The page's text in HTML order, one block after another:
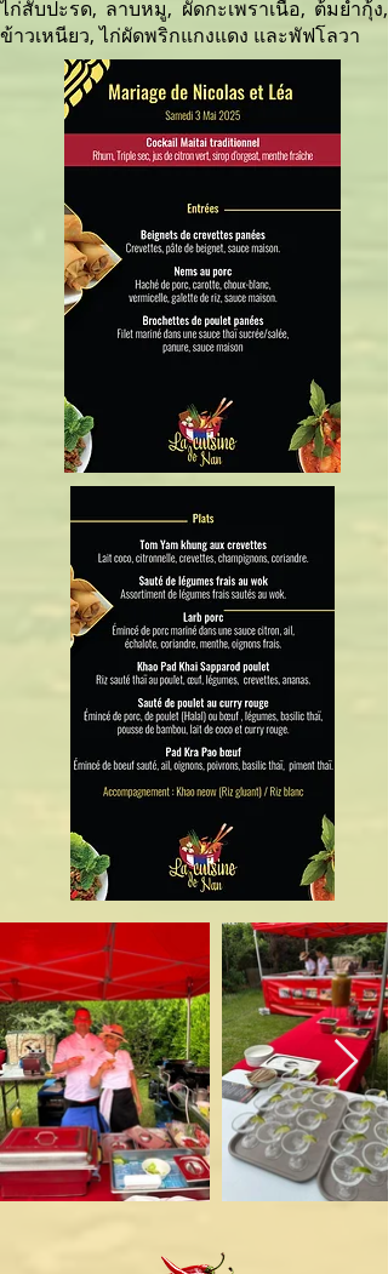
ไก่สับปะรด, ลาบหมู, ผัดกะเพราเนื้อ, ต้มยำกุ้ง,
ข้าวเหนียว, ไก่ผัดพริกแกงแดง และพัฟโลวา